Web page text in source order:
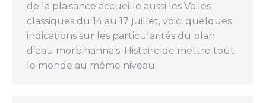
de la plaisance accueille aussi les Voiles
classiques du 14 au 17 juillet, voici quelques
indications sur les particularités du plan
d’eau morbihannais. Histoire de mettre tout
le monde au même niveau.